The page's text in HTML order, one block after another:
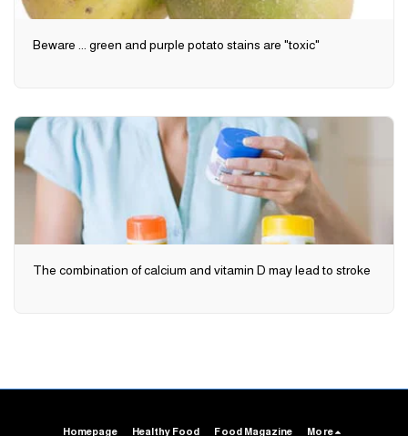
Beware ... green and purple potato stains are "toxic"
The combination of calcium and vitamin D may lead to stroke
Homepage Healthy Food Food Magazine More